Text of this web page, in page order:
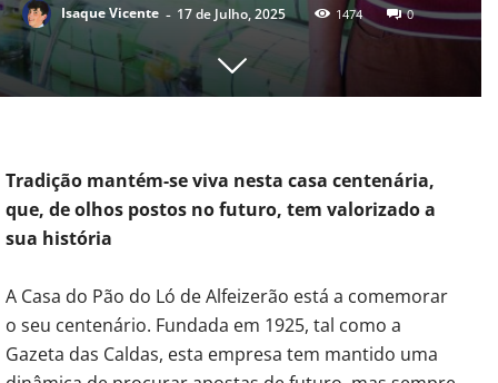
Isaque Vicente - 17 de Julho, 2025 1474 0
Tradição mantém-se viva nesta casa centenária,
que, de olhos postos no futuro, tem valorizado a
sua história
A Casa do Pão do Ló de Alfeizerão está a comemorar
o seu centenário. Fundada em 1925, tal como a
Gazeta das Caldas, esta empresa tem mantido uma